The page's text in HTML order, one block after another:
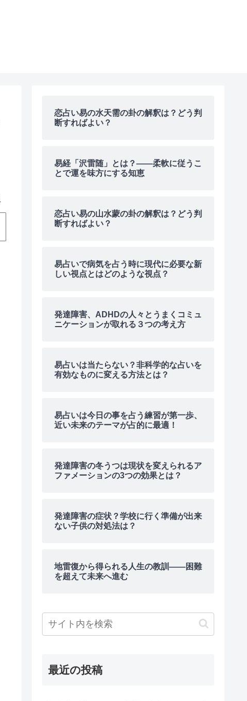
恋占い易の水天需の卦の解釈は？どう判
断すればよい？
易経「沢雷随」とは？――柔軟に従うこ
とで運を味方にする知恵
恋占い易の山水蒙の卦の解釈は？どう判
断すればよい？
易占いで病気を占う時に現代に必要な新
しい視点とはどのような視点？
発達障害、ADHDの人々とうまくコミュ
ニケーションが取れる３つの考え方
易占いは当たらない？非科学的な占いを
有効なものに変える方法とは？
易占いは今日の事を占う練習が第一歩、
近い未来のテーマが占的に最適！
発達障害の冬うつは現状を変えられるア
ファメーションの3つの効果とは？
発達障害の症状？学校に行く準備が出来
ない子供の対処法は？
地雷復から得られる人生の教訓――困難
を超えて未来へ進む
最近の投稿